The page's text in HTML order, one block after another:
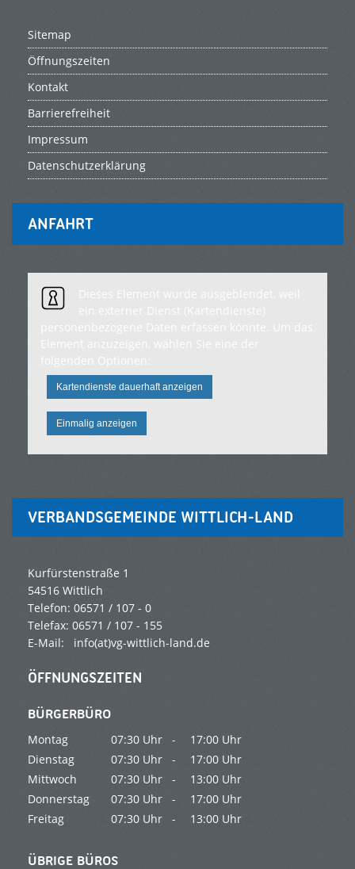
Sitemap
Öffnungszeiten
Kontakt
Barrierefreiheit
Impressum
Datenschutzerklärung
ANFAHRT
Kartendienste dauerhaft anzeigen
Einmalig anzeigen
VERBANDSGEMEINDE WITTLICH-LAND
Kurfürstenstraße 1
54516 Wittlich
Telefon: 06571 / 107 - 0
Telefax: 06571 / 107 - 155
E-Mail: info(at)vg-wittlich-land.de
ÖFFNUNGSZEITEN
BÜRGERBÜRO
Montag 07:30 Uhr -
17:00 Uhr
Dienstag
07:30 Uhr -
17:00 Uhr
Mittwoch
07:30 Uhr -
13:00 Uhr
Donnerstag
07:30 Uhr -
17:00 Uhr
Freitag
07:30 Uhr - 13:00 Uhr
ÜBRIGE BÜROS